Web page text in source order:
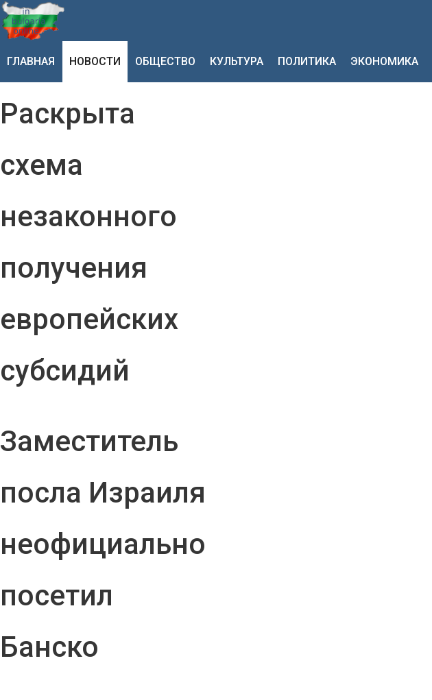
ГЛАВНАЯ НОВОСТИ ОБЩЕСТВО КУЛЬТУРА ПОЛИТИКА ЭКОНОМИКА
Раскрыта
схема
незаконного
получения
европейских
субсидий
Заместитель
посла Израиля
неофициально
посетил
Банско